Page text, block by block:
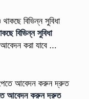
বিভিন্ন সুবিধা
করা যাবে ...
আবেদন করুন দ্রুত